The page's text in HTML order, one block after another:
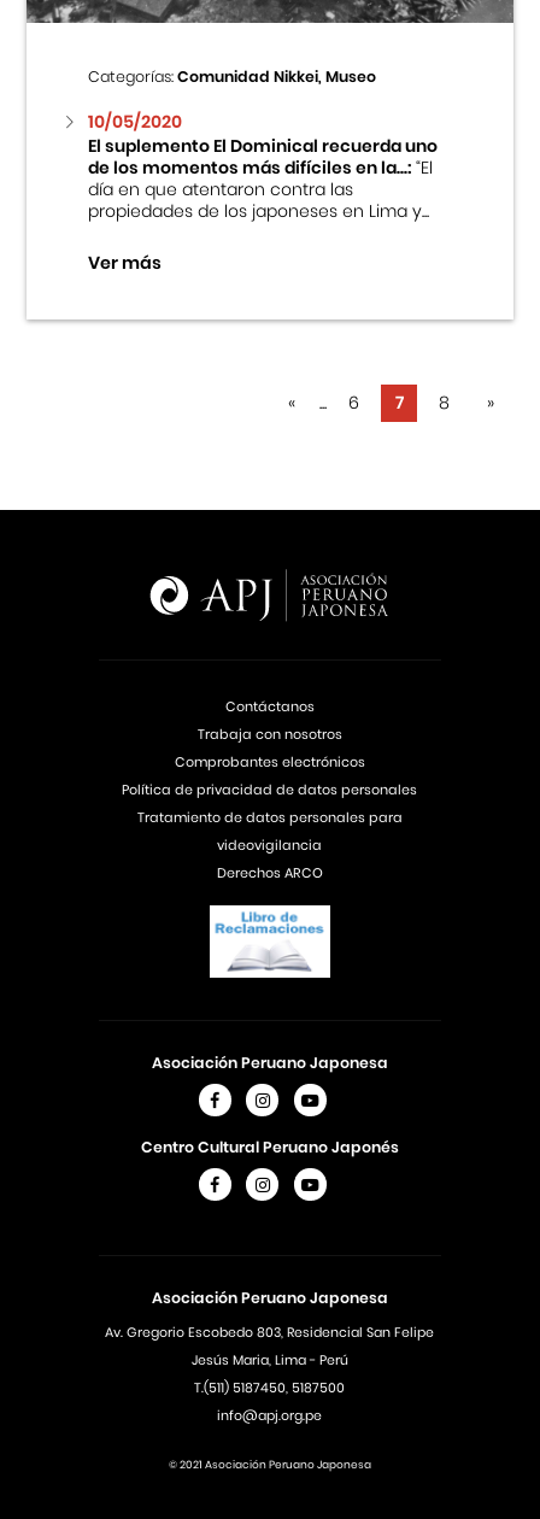
Categorías:Comunidad Nikkei, Museo
10/05/2020
El suplemento El Dominical recuerda uno
de los momentos más difíciles en la...:“El
día en que atentaron contra las
propiedades de los japoneses en Lima y...
Ver más
« ... 6 7 8 »
Asociación Peruano Japonesa
Av. Gregorio Escobedo 803, Residencial San Felipe
Jesús Maria, Lima - Perú
T.(511) 5187450, 5187500
info@apj.org.pe
Asociación Peruano Japonesa
Centro Cultural Peruano Japonés
Contáctanos
Trabaja con nosotros
Comprobantes electrónicos
Política de privacidad de datos personales
Tratamiento de datos personales para
videovigilancia
Derechos ARCO
© 2021 Asociación Peruano Japonesa